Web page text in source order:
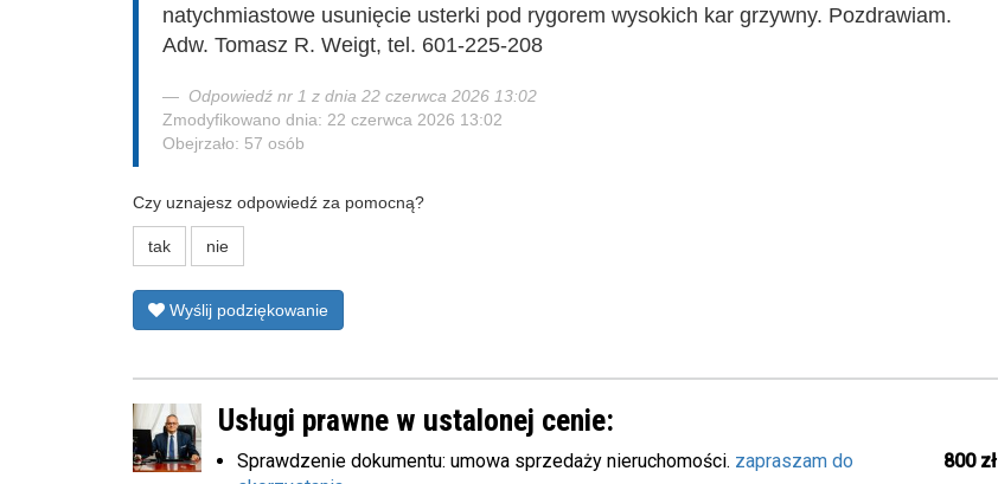
natychmiastowe usunięcie usterki pod rygorem wysokich kar grzywny. Pozdrawiam.
Adw. Tomasz R. Weigt, tel. 601-225-208
Odpowiedź nr 1 z dnia 22 czerwca 2026 13:02
Zmodyfikowano dnia: 22 czerwca 2026 13:02
Obejrzało: 57 osób
Czy uznajesz odpowiedź za pomocną?
tak nie
Wyślij podziękowanie
Usługi prawne w ustalonej cenie:
Sprawdzenie dokumentu: umowa sprzedaży nieruchomości. 800 zł
zapraszam do